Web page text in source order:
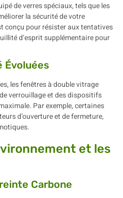
de verres spéciaux, tels que les
la sécurité de votre
conçu pour résister aux tentatives
d’esprit supplémentaire pour
Évoluées
les fenêtres à double vitrage
verrouillage et des dispositifs
Par exemple, certaines
d’ouverture et de fermeture,
et les
Carbone